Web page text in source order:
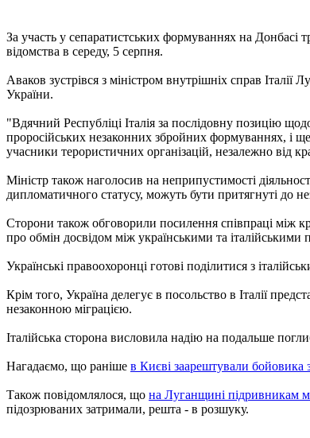
За участь у сепаратистських формуваннях на Донбасі
відомства в середу, 5 серпня.
Аваков зустрівся з міністром внутрішніх справ
України.
"Вдячний Республіці Італія за послідовну позицію
проросійських незаконних збройних формуваннях, і
учасники терористичних організацій, незалежно від
Міністр також наголосив на неприпустимості
дипломатичного статусу, можуть бути притягнуті до
Сторони також обговорили посилення співпраці між
про обмін досвідом між українськими та італійськими
Українські правоохоронці готові поділитися з
Крім того, Україна делегує в посольство в Італії
незаконною міграцією.
Італійська сторона висловила надію на подальше
Нагадаємо, що раніше в Києві заарештували бойовика
Також повідомлялося, що на Луганщині підривникам
підозрюваних затримали, решта - в розшуку.